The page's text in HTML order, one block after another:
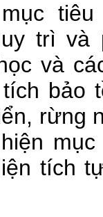
trì và
và
bảo
rừng
tích